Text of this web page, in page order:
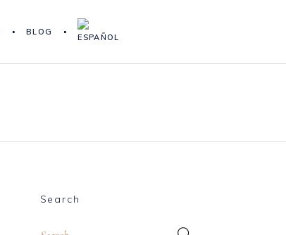
BLOG
Search